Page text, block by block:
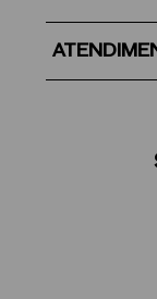
Em 8
da firmeza
que
Pressione de 1